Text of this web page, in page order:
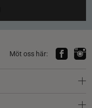
Möt oss här: